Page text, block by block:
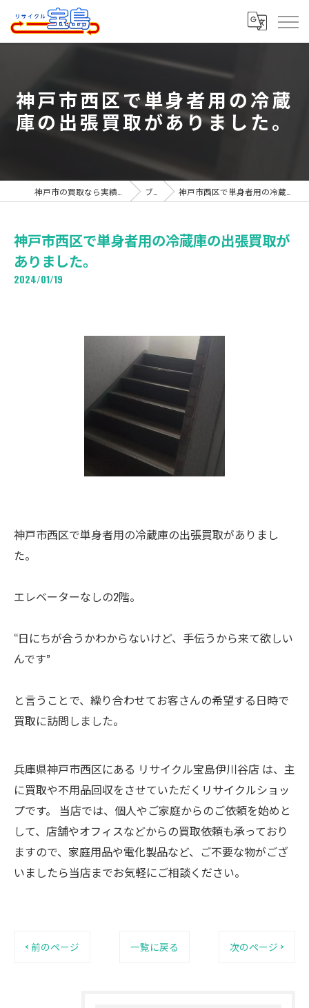
神戸市西区で単身者用の冷蔵
庫の出張買取がありました。
ブログ 神戸市西区で単身者用の冷蔵庫の出張買取がありました。
神戸市西区で単身者用の冷蔵庫の出張買取が
ありました。
2024/01/19
神戸市西区で単身者用の冷蔵庫の出張買取がありまし
た。
エレベーターなしの2階。
“日にちが合うかわからないけど、手伝うから来て欲しい
んです”
と言うことで、繰り合わせてお客さんの希望する日時で
買取に訪問しました。
兵庫県神戸市西区にある リサイクル宝島伊川谷店 は、主
に買取や不用品回収をさせていただくリサイクルショッ
プです。 当店では、個人やご家庭からのご依頼を始めと
して、店舗やオフィスなどからの買取依頼も承っており
ますので、家庭用品や電化製品など、ご不要な物がござ
いましたら当店までお気軽にご相談ください。
< 前のページ 一覧に戻る 次のページ >